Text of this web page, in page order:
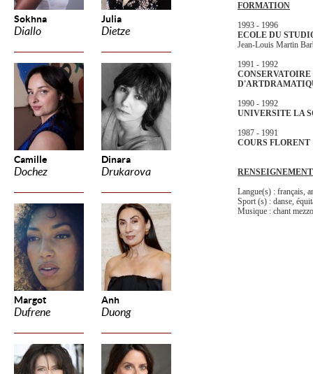
Sokhna
Diallo
Julia
Dietze
Camille
Dochez
Dinara
Drukarova
Margot
Dufrene
Anh
Duong
FORMATION
1993 - 1996
ECOLE DU
Jean-Louis Martin
1991 - 1992
D'ART
1990 - 1992
UNIVERSITE LA
1987 - 1991
COURS FLORENT
Langue(s) : français,
Sport (s) : danse,
Musique : chant